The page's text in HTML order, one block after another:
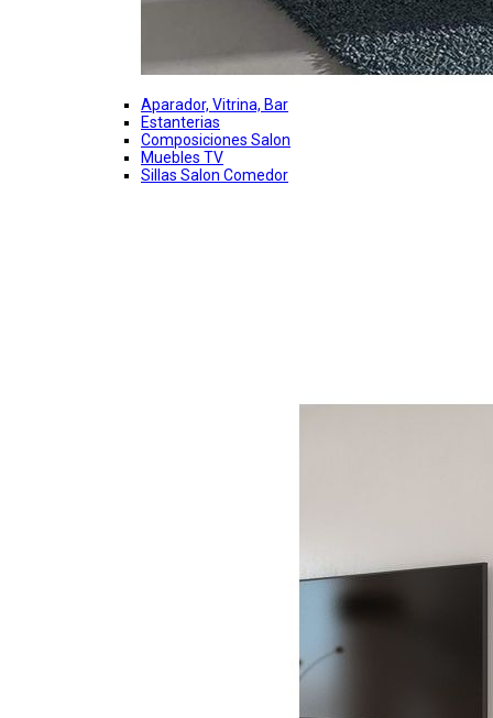
Aparador, Vitrina, Bar
Estanterias
Composiciones Salon
Muebles TV
Sillas Salon Comedor